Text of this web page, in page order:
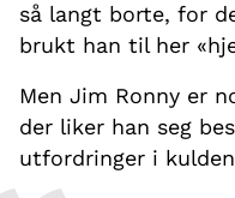
så langt borte, for
brukt han til her
Men Jim Ronny er
der liker han seg
utfordringer i